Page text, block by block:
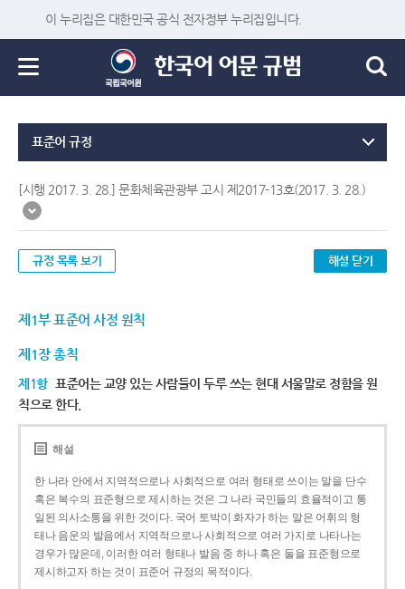
이 누리집은 대한민국 공식 전자정부 누리집입니다.
표준어 규정
[시행 2017. 3. 28.] 문화체육관광부 고시 제2017-13호(2017. 3. 28.)
규정 목록 보기 해설 닫기
제1부 표준어 사정 원칙
제1장 총칙
제1항 표준어는 교양 있는 사람들이 두루 쓰는 현대 서울말로 정함을 원
칙으로 한다.
해설
한 나라 안에서 지역적으로나 사회적으로 여러 형태로 쓰이는 말을 단수
혹은 복수의 표준형으로 제시하는 것은 그 나라 국민들의 효율적이고 통
일된 의사소통을 위한 것이다. 국어 토박이 화자가 하는 말은 어휘의 형
태나 음운의 발음에서 지역적으로나 사회적으로 여러 가지로 나타나는
경우가 많은데, 이러한 여러 형태나 발음 중 하나 혹은 둘을 표준형으로
제시하고자 하는 것이 표준어 규정의 목적이다.